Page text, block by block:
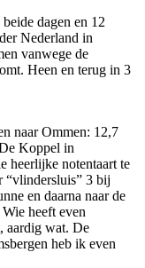
dagen en 12
Nederland in
vanwege de
Heen en terug in 3
naar Ommen: 12,7
Koppel in
heerlijke notentaart te
“vlindersluis” 3 bij
en daarna naar de
heeft even
aardig wat. De
heb ik even